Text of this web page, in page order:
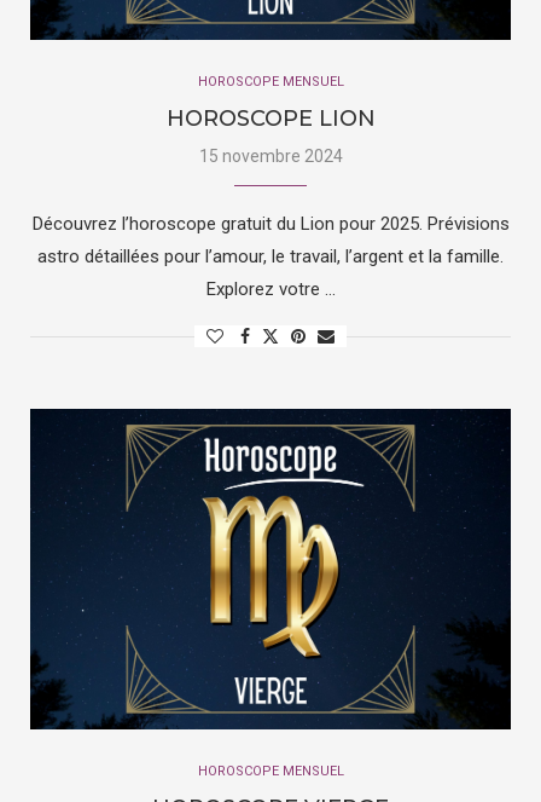
HOROSCOPE MENSUEL
HOROSCOPE LION
15 novembre 2024
Découvrez l’horoscope gratuit du Lion pour 2025. Prévisions
astro détaillées pour l’amour, le travail, l’argent et la famille.
Explorez votre …
HOROSCOPE MENSUEL